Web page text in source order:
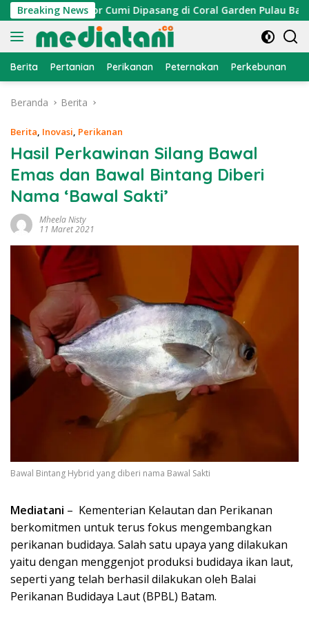
Langsung
ke
konten
Breaking News
Atraktor Cumi Dipasang di Coral Garden Pulau Barrang
Berita Pertanian Perikanan Peternakan Perkebunan
Beranda Berita
Berita, Inovasi, Perikanan
Hasil Perkawinan Silang Bawal
Emas dan Bawal Bintang Diberi
Nama ‘Bawal Sakti’
Mheela Nisty
11 Maret 2021
Bawal Bintang Hybrid yang diberi nama Bawal Sakti
Mediatani – Kementerian Kelautan dan Perikanan
berkomitmen untuk terus fokus mengembangkan
perikanan budidaya. Salah satu upaya yang dilakukan
yaitu dengan menggenjot produksi budidaya ikan laut,
seperti yang telah berhasil dilakukan oleh Balai
Perikanan Budidaya Laut (BPBL) Batam.